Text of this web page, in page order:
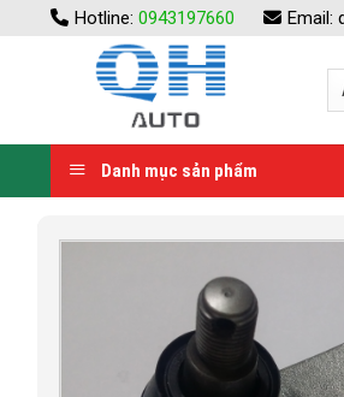
Hotline: 0943197660 Email:
Danh mục sản phẩm